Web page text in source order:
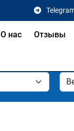
О нас Отзывы